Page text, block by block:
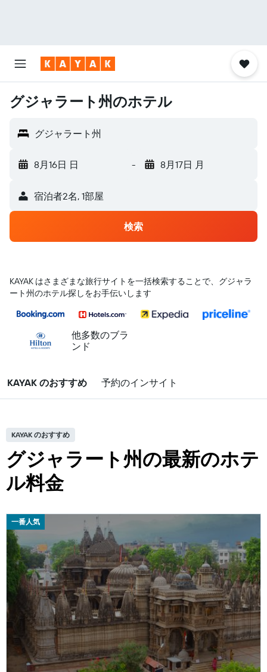
グジャラート州のホテル
グジャラート州
8月16日 日 - 8月17日 月
宿泊者2名, 1​部屋
検索
KAYAK はさまざまな旅行サイトを一括検索することで、グジャラ
ート州のホテル探しをお手伝いします
他多数のブラ
ンド
KAYAK のおすすめ 予約のインサイト
KAYAK のおすすめ
グジャラート州の最新のホテ
ル料金
一番人気